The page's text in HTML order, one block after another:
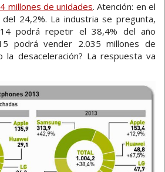
millones de unidades. Atención: en el
24,2%. La industria se pregunta,
podrá repetir el 38,4% del año
podrá vender 2.035 millones de
la desaceleración? La respuesta va